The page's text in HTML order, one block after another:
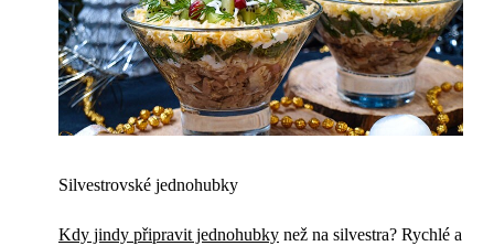
Silvestrovské jednohubky
Kdy jindy připravit jednohubky než na silvestra? Rychlé a